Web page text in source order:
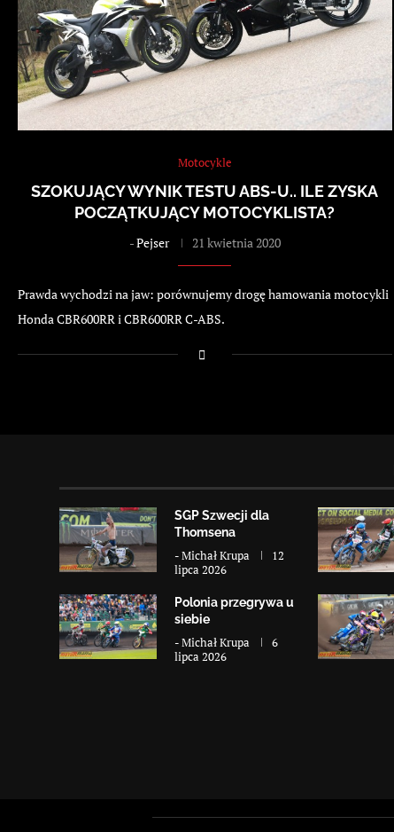
Motocykle
SZOKUJĄCY WYNIK TESTU ABS-U.. ILE ZYSKA
POCZĄTKUJĄCY MOTOCYKLISTA?
-Pejser 21 kwietnia 2020
Prawda wychodzi na jaw: porównujemy drogę hamowania motocykli
Honda CBR600RR i CBR600RR C-ABS.
SGP Szwecji dla
Thomsena
-Michał Krupa
12
lipca 2026
Polonia przegrywa u
siebie
-Michał Krupa
6
lipca 2026